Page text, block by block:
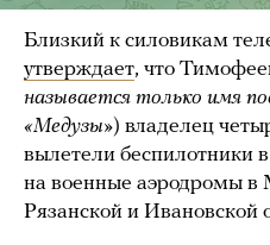
Близкий к силовикам
утверждает, что
называется только имя
«Медузы») владелец
вылетели беспилотники
на военные аэродромы в
Рязанской и Ивановской